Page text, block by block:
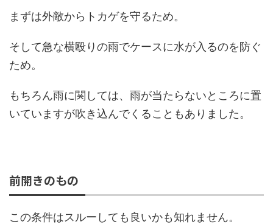
まずは外敵からトカゲを守るため。
そして急な横殴りの雨でケースに水が入るのを防ぐ
ため。
もちろん雨に関しては、雨が当たらないところに置
いていますが吹き込んでくることもありました。
前開きのもの
この条件はスルーしても良いかも知れません。